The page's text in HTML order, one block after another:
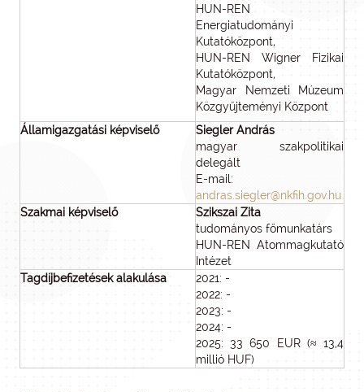
HUN-REN
Energiatudományi
Kutatóközpont,
HUN-REN Wigner Fizikai
Kutatóközpont,
Magyar Nemzeti Múzeum
Közgyűjteményi Központ
Államigazgatási képviselő
Siegler András
magyar szakpolitikai
delegált
E-mail:
andras.siegler@nkfih.gov.hu
Szakmai képviselő
Szikszai Zita
tudományos főmunkatárs
HUN-REN Atommagkutató
Intézet
Tagdíjbefizetések alakulása
2021: -
2022: -
2023: -
2024: -
2025: 33 650 EUR (≈ 13,4
millió HUF)